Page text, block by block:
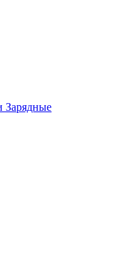
Зарядные